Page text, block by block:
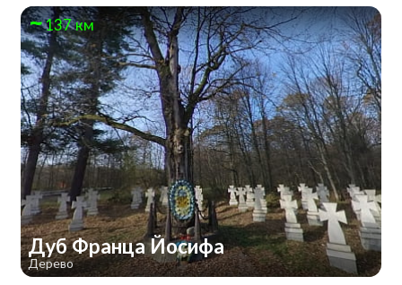
137 км
Дуб Франца Йосифа
Дерево